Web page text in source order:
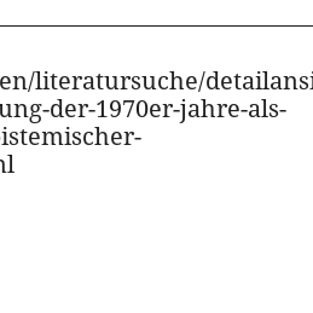
literatursuche/
der-1970er-jahre-als-